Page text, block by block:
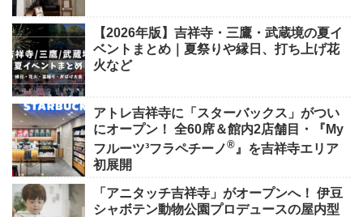
【2026年版】吉祥寺・三鷹・武蔵境の夏イ
ベントまとめ｜夏祭りや縁日、打ち上げ花
火など
アトレ吉祥寺に「スターバックス」がつい
にオープン！ 全60席＆館内2店舗目・『My
フルーツ³フラペチーノ® 』を吉祥寺エリア
初展開
「アニタッチ吉祥寺」がオープンへ！ 伊豆
シャボテン動物公園プロデュースの屋内型